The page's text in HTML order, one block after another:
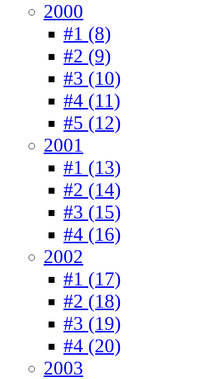
2000
#1 (8)
#2 (9)
#3 (10)
#4 (11)
#5 (12)
2001
#1 (13)
#2 (14)
#3 (15)
#4 (16)
2002
#1 (17)
#2 (18)
#3 (19)
#4 (20)
2003